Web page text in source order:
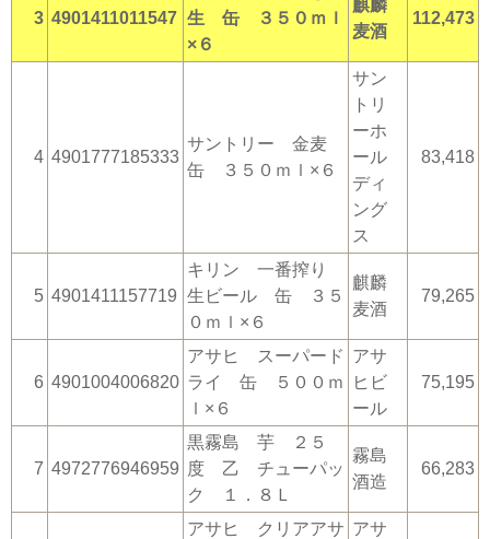
3 4901411011547 生 缶 ３５０ｍｌ
×６
麒麟
麦酒
112,473
4 4901777185333
サントリー 金麦
缶 ３５０ｍｌ×６
サン
トリ
ーホ
ール
ディ
ング
ス
83,418
5 4901411157719
キリン 一番搾り
生ビール 缶 ３５
０ｍｌ×６
麒麟
麦酒
79,265
6 4901004006820
アサヒ スーパード
ライ 缶 ５００ｍ
ｌ×６
アサ
ヒビ
ール
75,195
7 4972776946959
黒霧島 芋 ２５
度 乙 チューパッ
ク １．８Ｌ
霧島
酒造
66,283
アサヒ クリアアサ アサ